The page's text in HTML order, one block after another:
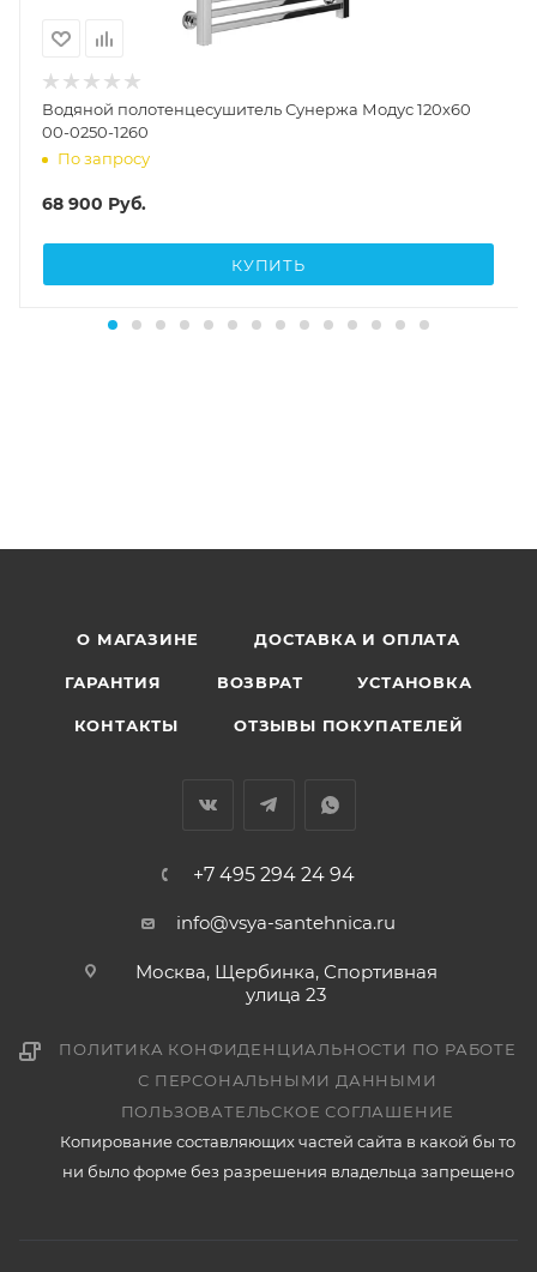
Водяной полотенцесушитель Сунержа Модус 120х60
00-0250-1260
По запросу
68 900 Руб.
КУПИТЬ
О МАГАЗИНЕ ДОСТАВКА И ОПЛАТА
ГАРАНТИЯ ВОЗВРАТ УСТАНОВКА
КОНТАКТЫ ОТЗЫВЫ ПОКУПАТЕЛЕЙ
+7 495 294 24 94
info@vsya-santehnica.ru
Москва, Щербинка, Спортивная
улица 23
ПОЛИТИКА КОНФИДЕНЦИАЛЬНОСТИ ПО РАБОТЕ
С ПЕРСОНАЛЬНЫМИ ДАННЫМИ
ПОЛЬЗОВАТЕЛЬСКОЕ СОГЛАШЕНИЕ
Копирование составляющих частей сайта в какой бы то
ни было форме без разрешения владельца запрещено